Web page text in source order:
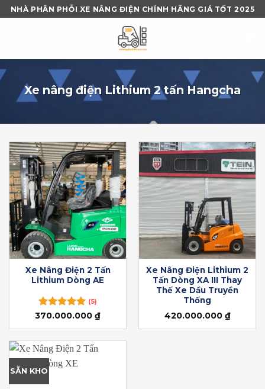
Skip
to
NHÀ PHÂN PHỖI XE NÂNG ĐIỆN CHÍNH HÃNG GIÁ TỐT 2025
Xe nâng điện Lithium 2 tấn Hangcha
Xe Nâng Điện 2 Tấn
Lithium Dòng AE
Được xếp
(5)
370.000.000 ₫
Xe Nâng Điện Lithium 2
Tấn Dòng XA III Thay
Thế Xe Dầu Truyền
Thống
420.000.000 ₫
SẴN KHO